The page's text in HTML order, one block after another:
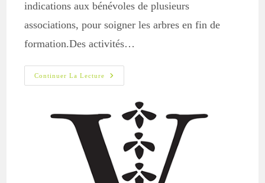
indications aux bénévoles de plusieurs
associations, pour soigner les arbres en fin de
formation.Des activités…
Continuer La Lecture
Mars
:
Jeune
Verger